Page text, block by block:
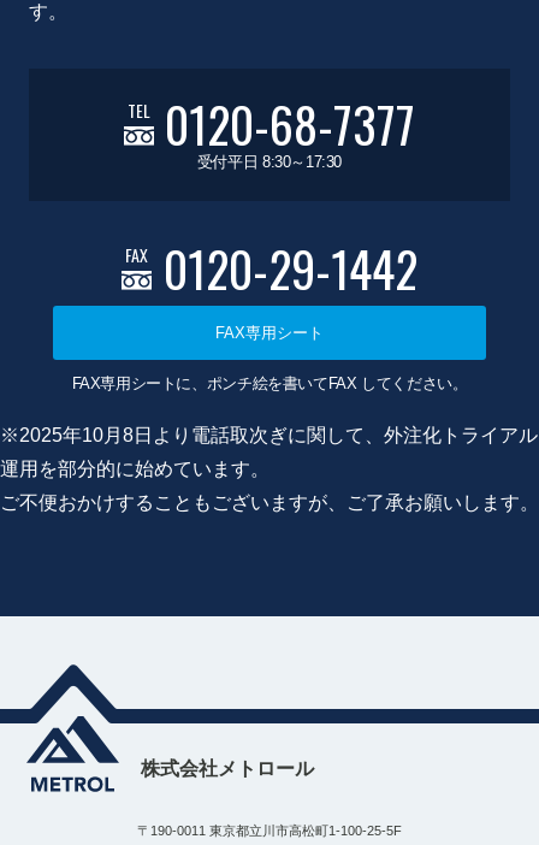
す。
TEL 0120-68-7377
受付平日 8:30～17:30
FAX 0120-29-1442
FAX専用シート
FAX専用シートに、ポンチ絵を書いてFAX してください。
※2025年10月8日より電話取次ぎに関して、外注化トライアル
運用を部分的に始めています。
ご不便おかけすることもございますが、ご了承お願いします。
株式会社メトロール
〒190-0011 東京都立川市高松町1-100-25-5F